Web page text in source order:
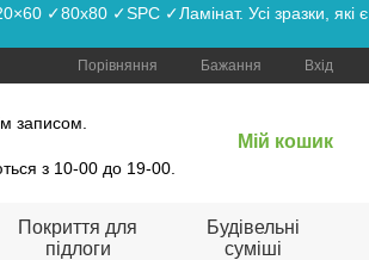
✓80x80 ✓SPC ✓Ламінат. Усі зразки, які є
Порівняння Бажання Вхід
записом.
з 10-00 до 19-00.
Мій кошик
Покриття для
підлоги
Будівельні
суміші